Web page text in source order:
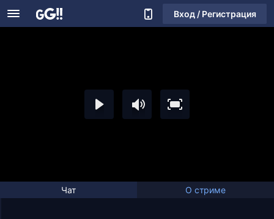
Вход / Регистрация
Чат О стриме